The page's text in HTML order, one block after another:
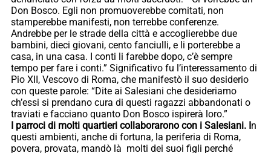
Don Bosco. Egli non promuoverebbe comitati, non
stamperebbe manifesti, non terrebbe conferenze.
Andrebbe per le strade della città e accoglierebbe due
bambini, dieci giovani, cento fanciulli, e li porterebbe a
casa, in una casa. I conti li farebbe dopo, c’è sempre
tempo per fare i conti.” Significativo fu l’interessamento di
Pio XII, Vescovo di Roma, che manifestò il suo desiderio
con queste parole: “Dite ai Salesiani che desideriamo
ch’essi si prendano cura di questi ragazzi abbandonati o
traviati e facciano quanto Don Bosco ispirerà loro.”
I parroci di molti quartieri collaborarono con i Salesiani. I n
questi ambienti, anche di fortuna, la periferia di Roma,
povera, provata, mandò là molti dei suoi figli perché